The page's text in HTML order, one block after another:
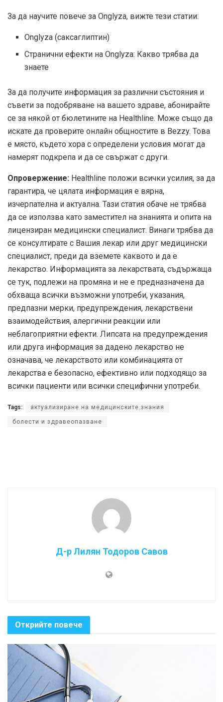
За да научите повече за Onglyza, вижте тези статии:
Onglyza (саксаглиптин)
Странични ефекти на Onglyza: Какво трябва да
знаете
За да получите информация за различни състояния и
съвети за подобряване на вашето здраве, абонирайте
се за някой от бюлетините на Healthline. Може също да
искате да проверите онлайн общностите в Bezzy. Това
е място, където хора с определени условия могат да
намерят подкрепа и да се свържат с други.
Опровержение: Healthline положи всички усилия, за да
гарантира, че цялата информация е вярна,
изчерпателна и актуална. Тази статия обаче не трябва
да се използва като заместител на знанията и опита на
лицензиран медицински специалист. Винаги трябва да
се консултирате с Вашия лекар или друг медицински
специалист, преди да вземете каквото и да е
лекарство. Информацията за лекарствата, съдържаща
се тук, подлежи на промяна и не е предназначена да
обхваща всички възможни употреби, указания,
предпазни мерки, предупреждения, лекарствени
взаимодействия, алергични реакции или
неблагоприятни ефекти. Липсата на предупреждения
или друга информация за дадено лекарство не
означава, че лекарството или комбинацията от
лекарства е безопасно, ефективно или подходящо за
всички пациенти или всички специфични употреби.
Tags: актуализиране на медицинските знания
болести и здравеопазване
Д-р Лилян Тодоров Савов
Открийте повече